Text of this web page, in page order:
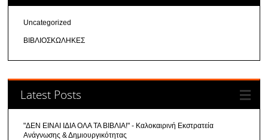
Uncategorized
ΒΙΒΛΙΟΣΚΩΛΗΚΕΣ
Latest Posts
"ΔΕΝ ΕΙΝΑΙ ΙΔΙΑ ΟΛΑ ΤΑ ΒΙΒΛΙΑ!" - Καλοκαιρινή Εκστρατεία
Ανάγνωσης & Δημιουργικότητας